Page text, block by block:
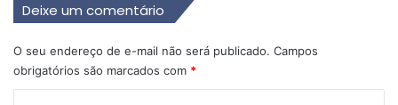
Deixe um comentário
O seu endereço de e-mail não será publicado. Campos
obrigatórios são marcados com *